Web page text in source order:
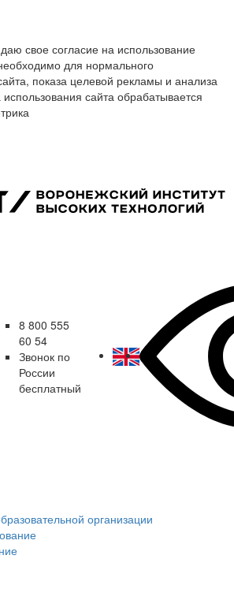
свое согласие на использование
для нормального
показа целевой рекламы и анализа
сайта обрабатывается
8 800 555
60 54
Звонок по
России
бесплатный
организации